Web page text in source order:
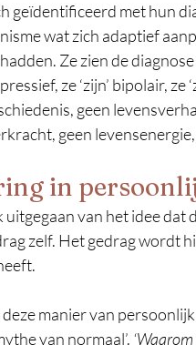
geïdentificeerd met hun
wat zich adaptief
Ze zien de
ze ‘zijn’ bipolair,
geen
geen
in
van het idee dat
zelf. Het gedrag wordt
manier van
van normaal’.